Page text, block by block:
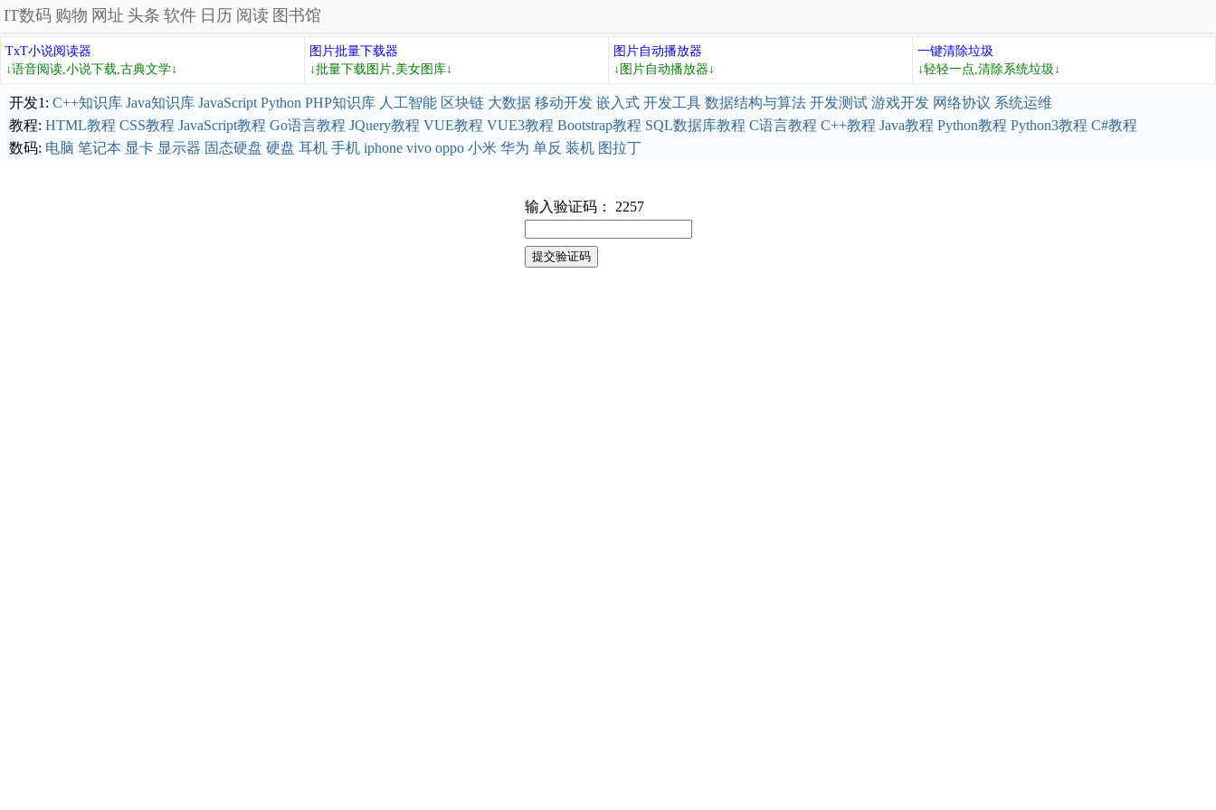
IT数码 购物 网址 头条 软件 日历 阅读 图书馆
TxT小说阅读器
↓语音阅读,小说下载,古典文学↓
图片批量下载器
↓批量下载图片,美女图库↓
图片自动播放器
↓图片自动播放器↓
一键清除垃圾
↓轻轻一点,清除系统垃圾↓
开发1: C++知识库 Java知识库 JavaScript Python PHP知识库 人工智能 区块链 大数据 移动开发 嵌入式 开发工具 数据结构与算法 开发测试 游戏开发 网络协议 系统运维
教程: HTML教程 CSS教程 JavaScript教程 Go语言教程 JQuery教程 VUE教程 VUE3教程 Bootstrap教程 SQL数据库教程 C语言教程 C++教程 Java教程 Python教程 Python3教程 C#教程
数码: 电脑 笔记本 显卡 显示器 固态硬盘 硬盘 耳机 手机 iphone vivo oppo 小米 华为 单反 装机 图拉丁
输入验证码： 2257